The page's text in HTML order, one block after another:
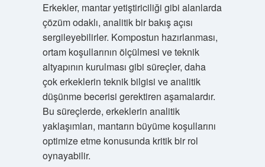
Erkekler, mantar yetiştiriciliği gibi alanlarda
çözüm odaklı, analitik bir bakış açısı
sergileyebilirler. Kompostun hazırlanması,
ortam koşullarının ölçülmesi ve teknik
altyapının kurulması gibi süreçler, daha
çok erkeklerin teknik bilgisi ve analitik
düşünme becerisi gerektiren aşamalardır.
Bu süreçlerde, erkeklerin analitik
yaklaşımları, mantarın büyüme koşullarını
optimize etme konusunda kritik bir rol
oynayabilir.